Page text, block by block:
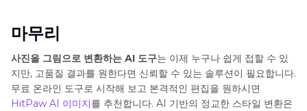
마무리
사진을 그림으로 변환하는 AI 도구는 이제 누구나 쉽게 접할 수 있
지만, 고품질 결과를 원한다면 신뢰할 수 있는 솔루션이 필요합니다.
무료 온라인 도구로 시작해 보고 본격적인 편집을 원하시면
HitPaw AI 이미지를 추천합니다. AI 기반의 정교한 스타일 변환은